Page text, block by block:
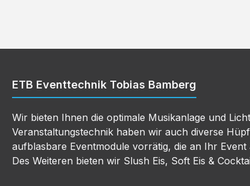
ETB Eventtechnik Tobias Bamberg
Wir bieten Ihnen die optimale Musikanlage und
Veranstaltungstechnik haben wir auch diverse
aufblasbare Eventmodule vorrätig, die an Ihr
Des Weiteren bieten wir Slush Eis, Soft Eis &